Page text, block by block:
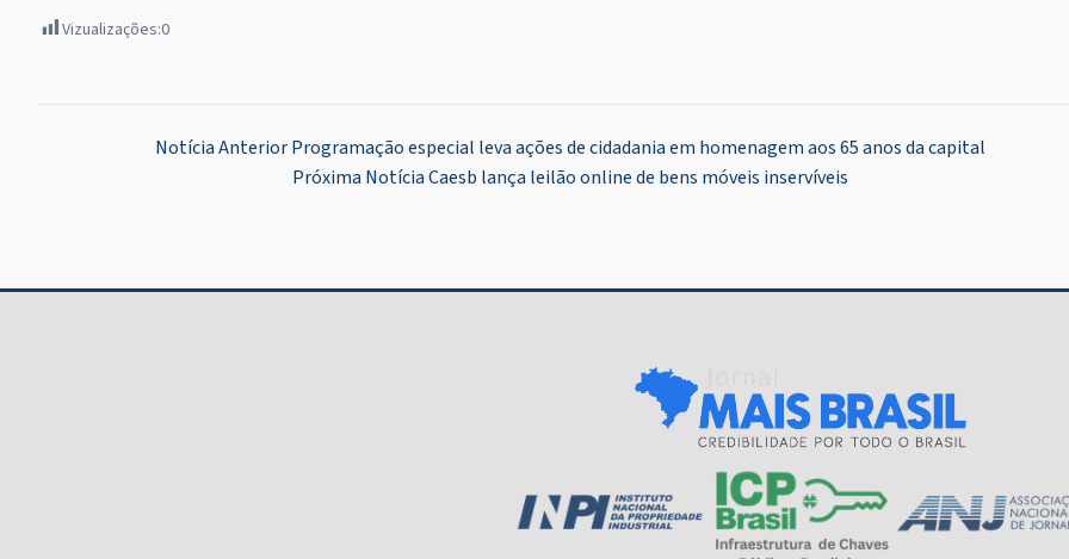
Vizualizações:0
NavegaçãoNotícia AnteriorProgramação especial leva ações de cidadania em homenagem aos 65 anos da capital
Próxima NotíciaCaesb lança leilão online de bens móveis inservíveis